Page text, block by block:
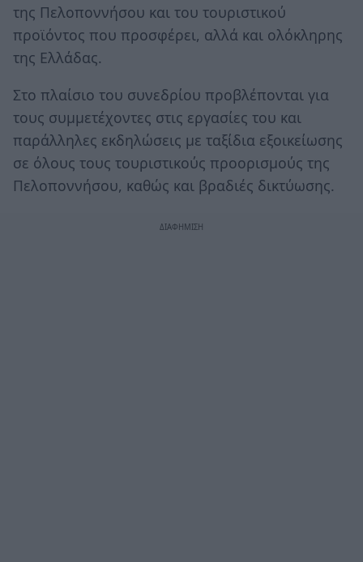
της Πελοποννήσου και του τουριστικού
προϊόντος που προσφέρει, αλλά και ολόκληρης
της Ελλάδας.
Στο πλαίσιο του συνεδρίου προβλέπονται για
τους συμμετέχοντες στις εργασίες του και
παράλληλες εκδηλώσεις με ταξίδια εξοικείωσης
σε όλους τους τουριστικούς προορισμούς της
Πελοποννήσου, καθώς και βραδιές δικτύωσης.